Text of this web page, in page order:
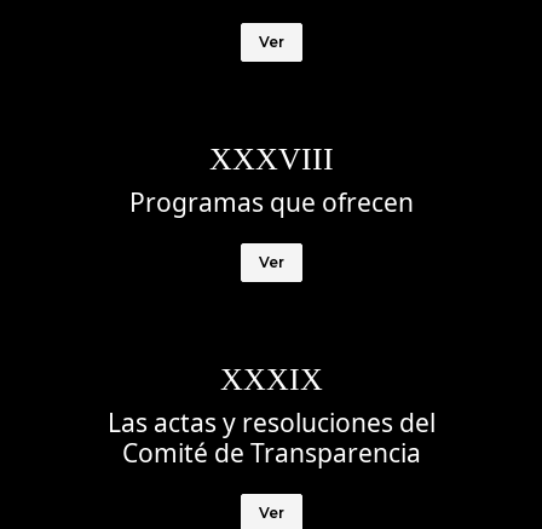
Ver
XXXVIII
Programas que ofrecen
Ver
XXXIX
Las actas y resoluciones del
Comité de Transparencia
Ver